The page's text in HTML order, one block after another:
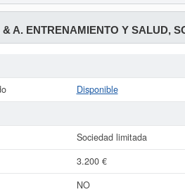
& A. ENTRENAMIENTO Y SALUD,
Disponible
Sociedad limitada
3.200 €
NO